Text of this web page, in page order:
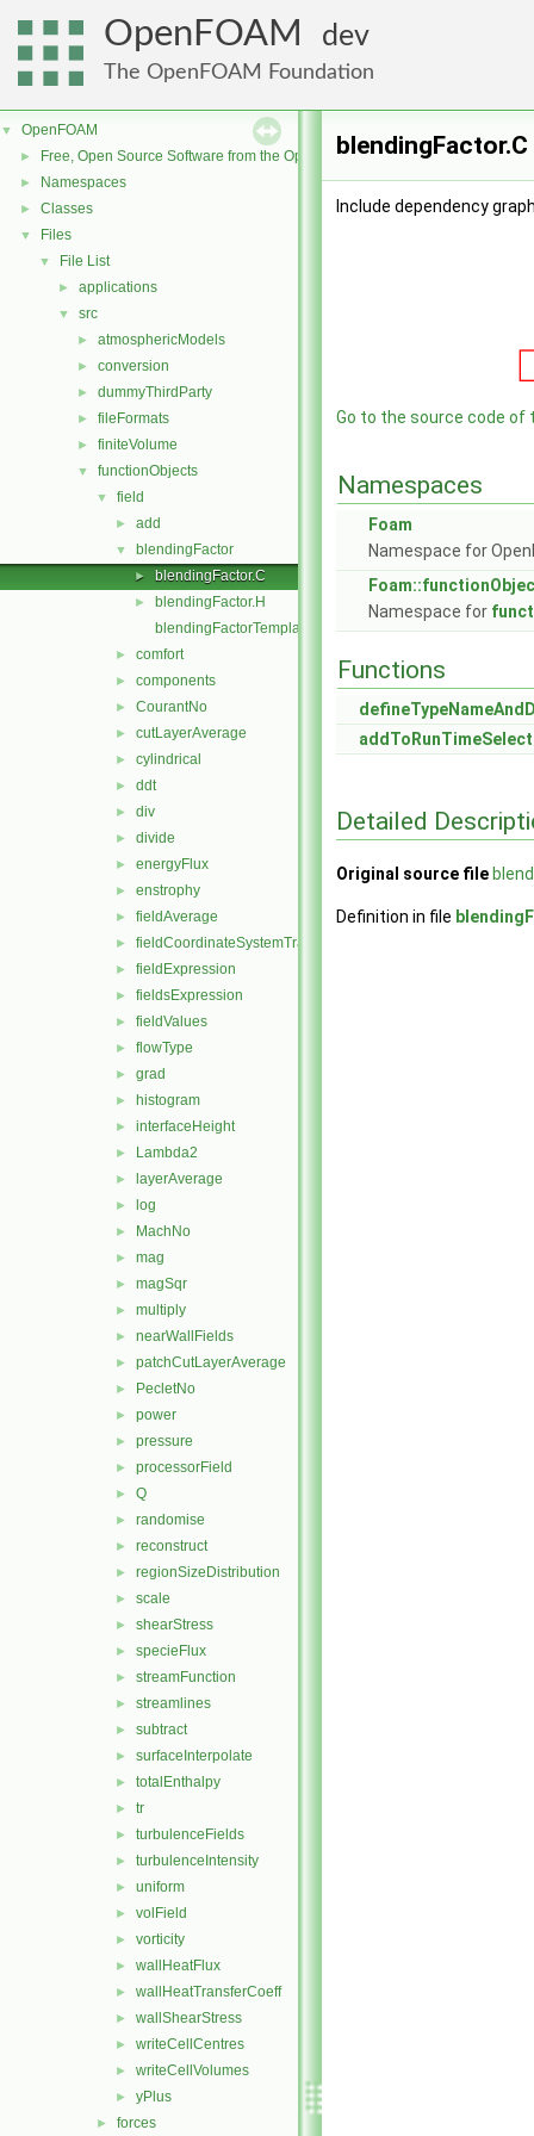
OpenFOAM dev
The OpenFOAM Foundation
▼ OpenFOAM
► Free, Open Source Software from the OpenFOAM Foundation
► Namespaces
► Classes
▼ Files
▼ File List
► applications
▼ src
► atmosphericModels
► conversion
► dummyThirdParty
► fileFormats
► finiteVolume
▼ functionObjects
▼ field
► add
▼ blendingFactor
► blendingFactor.C
►
blendingFactor.H
blendingFactorTemplates.C
► comfort
► components
► CourantNo
► cutLayerAverage
► cylindrical
► ddt
► div
► divide
► energyFlux
► enstrophy
► fieldAverage
► fieldCoordinateSystemTransform
► fieldExpression
► fieldsExpression
► fieldValues
► flowType
► grad
► histogram
► interfaceHeight
► Lambda2
► layerAverage
► log
► MachNo
► mag
► magSqr
► multiply
► nearWallFields
► patchCutLayerAverage
► PecletNo
► power
► pressure
► processorField
► Q
► randomise
► reconstruct
► regionSizeDistribution
► scale
► shearStress
► specieFlux
► streamFunction
► streamlines
► subtract
► surfaceInterpolate
► totalEnthalpy
► tr
► turbulenceFields
► turbulenceIntensity
► uniform
► volField
► vorticity
► wallHeatFlux
► wallHeatTransferCoeff
► wallShearStress
► writeCellCentres
► writeCellVolumes
► yPlus
► forces
Include dependency
Go to the source code of
Namespaces
Foam
Namespace for
Namespace for
Functions
Detailed
Original source file
Definition in file